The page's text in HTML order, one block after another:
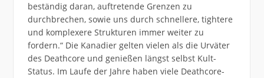
beständig daran, auftretende Grenzen zu
durchbrechen, sowie uns durch schnellere, tightere
und komplexere Strukturen immer weiter zu
fordern.“ Die Kanadier gelten vielen als die Urväter
des Deathcore und genießen längst selbst Kult-
Status. Im Laufe der Jahre haben viele Deathcore-